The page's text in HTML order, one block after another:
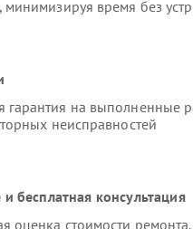
время без
гарантия на выполненные
неисправностей
бесплатная консультация
оценка стоимости ремонта,